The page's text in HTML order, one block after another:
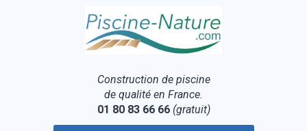
Construction de piscine
de qualité en France.
01 80 83 66 66 (gratuit)